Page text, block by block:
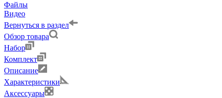
Файлы
Видео
Вернуться в раздел
Обзор товара
Набор
Комплект
Описание
Характеристики
Аксессуары